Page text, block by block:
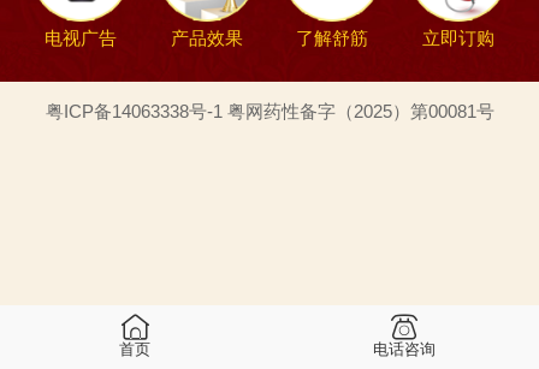
电视广告 产品效果 了解舒筋 立即订购
粤ICP备14063338号-1 粤网药性备字（2025）第00081号
首页 电话咨询